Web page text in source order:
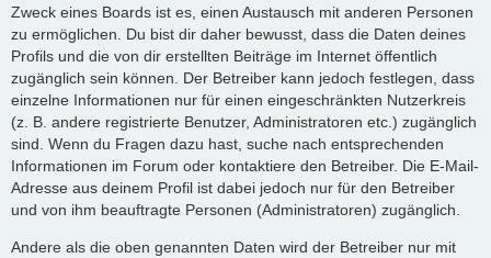
Zweck eines Boards ist es, einen Austausch mit anderen Personen
zu ermöglichen. Du bist dir daher bewusst, dass die Daten deines
Profils und die von dir erstellten Beiträge im Internet öffentlich
zugänglich sein können. Der Betreiber kann jedoch festlegen, dass
einzelne Informationen nur für einen eingeschränkten Nutzerkreis
(z. B. andere registrierte Benutzer, Administratoren etc.) zugänglich
sind. Wenn du Fragen dazu hast, suche nach entsprechenden
Informationen im Forum oder kontaktiere den Betreiber. Die E-Mail-
Adresse aus deinem Profil ist dabei jedoch nur für den Betreiber
und von ihm beauftragte Personen (Administratoren) zugänglich.
Andere als die oben genannten Daten wird der Betreiber nur mit